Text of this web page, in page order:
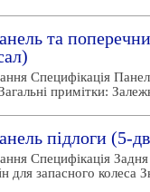
та
Специфікація
примітки:
підлоги (5-
Специфікація Задня
для запасного колеса